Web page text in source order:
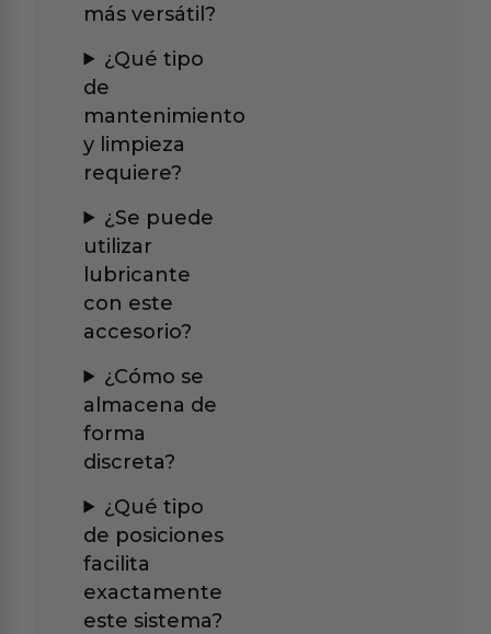
más versátil?
¿Qué tipo
de
mantenimiento
y limpieza
requiere?
¿Se puede
utilizar
lubricante
con este
accesorio?
¿Cómo se
almacena de
forma
discreta?
¿Qué tipo
de posiciones
facilita
exactamente
este sistema?